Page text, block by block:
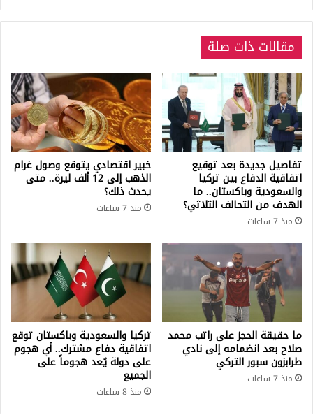
21
18مقالات ذات صلة
تفاصيل جديدة بعد توقيع
اتفاقية الدفاع بين تركيا
والسعودية وباكستان.. ما
الهدف من التحالف الثلاثي؟
منذ 7 ساعات
خبير اقتصادي يتوقع وصول غرام
الذهب إلى 12 ألف ليرة.. متى
يحدث ذلك؟
منذ 7 ساعات
ما حقيقة الحجز على راتب محمد
صلاح بعد انضمامه إلى نادي
طرابزون سبور التركي
منذ 7 ساعات
تركيا والسعودية وباكستان توقع
اتفاقية دفاع مشترك.. أي هجوم
على دولة يُعد هجوماً على
الجميع
منذ 8 ساعات